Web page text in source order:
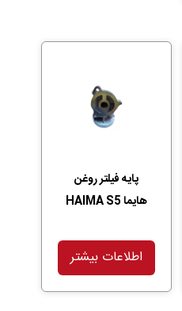
پایه فیلتر روغن
هایما HAIMA S5
اطلاعات بیشتر